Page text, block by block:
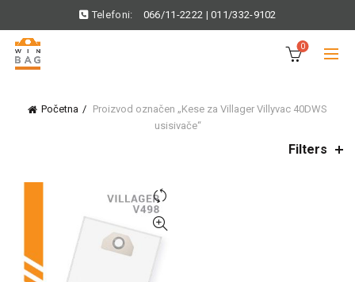
Telefoni: 066/11-2222 |011/332-9102
0
Početna
Proizvod označen „Kese za Villager Villyvac 40DWS
usisivače“
Filters